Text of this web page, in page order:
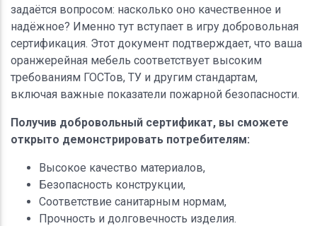
задаётся вопросом: насколько оно качественное и
надёжное? Именно тут вступает в игру добровольная
сертификация. Этот документ подтверждает, что ваша
оранжерейная мебель соответствует высоким
требованиям ГОСТов, ТУ и другим стандартам,
включая важные показатели пожарной безопасности.
Получив добровольный сертификат, вы сможете
открыто демонстрировать потребителям:
Высокое качество материалов,
Безопасность конструкции,
Соответствие санитарным нормам,
Прочность и долговечность изделия.